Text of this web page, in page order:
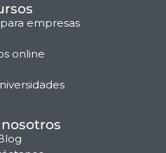
empresas
online